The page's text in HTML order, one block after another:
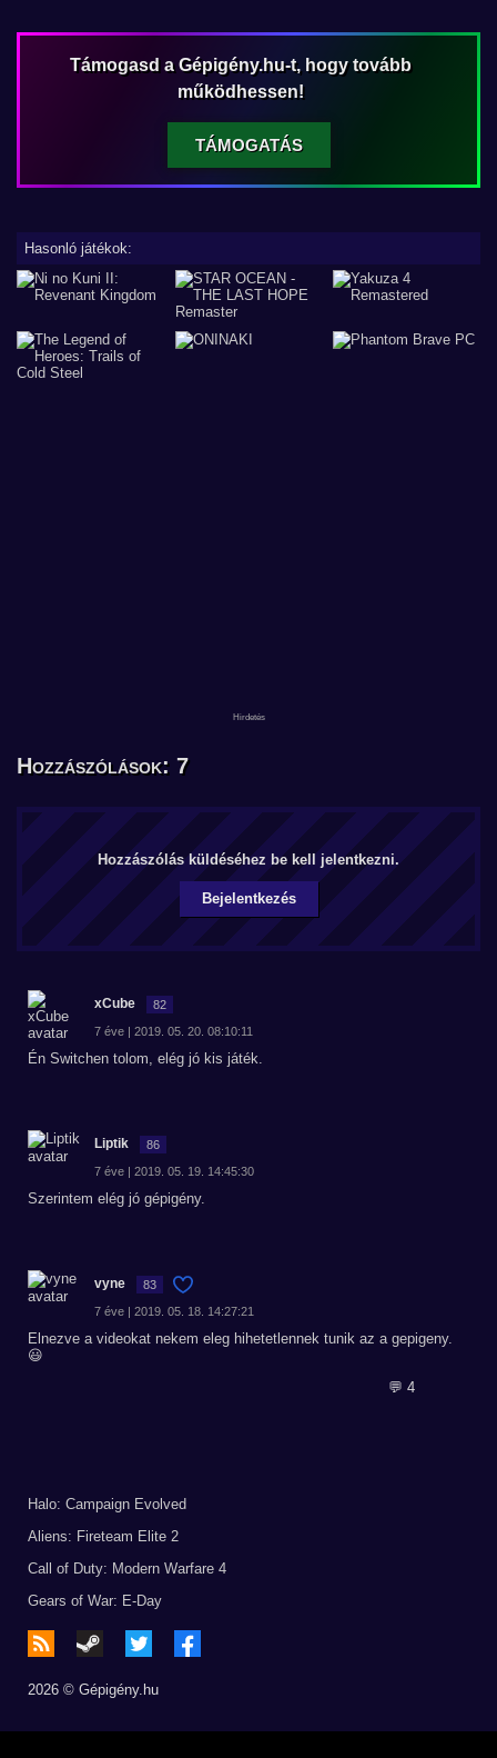
Támogasd a Gépigény.hu-t, hogy tovább
működhessen!
TÁMOGATÁS
Hasonló játékok:
Hozzászólások: 7
Hozzászólás küldéséhez be kell jelentkezni.
Bejelentkezés
xCube 82
7 éve | 2019. 05. 20. 08:10:11
Én Switchen tolom, elég jó kis játék.
Liptik 86
7 éve | 2019. 05. 19. 14:45:30
Szerintem elég jó gépigény.
vyne 83
7 éve | 2019. 05. 18. 14:27:21
Elnezve a videokat nekem eleg hihetetlennek tunik az a gepigeny.
😃
💬 4
Halo: Campaign Evolved
Aliens: Fireteam Elite 2
Call of Duty: Modern Warfare 4
Gears of War: E-Day
2026 © Gépigény.hu